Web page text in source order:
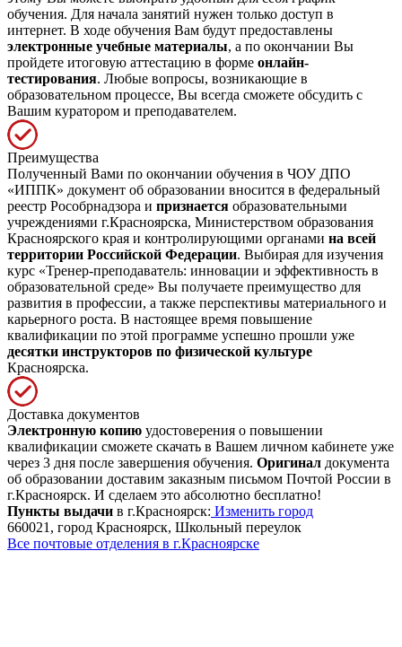
обучения. Для начала занятий нужен только доступ в
интернет. В ходе обучения Вам будут предоставлены
электронные учебные материалы, а по окончании Вы
пройдете итоговую аттестацию в форме онлайн-
тестирования. Любые вопросы, возникающие в
образовательном процессе, Вы всегда сможете обсудить с
Вашим куратором и преподавателем.
Преимущества
Полученный Вами по окончании обучения в ЧОУ ДПО
«ИППК» документ об образовании вносится в федеральный
реестр Рособрнадзора и признается образовательными
учреждениями г.Красноярска, Министерством образования
Красноярского края и контролирующими органами на всей
территории Российской Федерации. Выбирая для изучения
курс «Тренер-преподаватель: инновации и эффективность в
образовательной среде» Вы получаете преимущество для
развития в профессии, а также перспективы материального и
карьерного роста. В настоящее время повышение
квалификации по этой программе успешно прошли уже
десятки инструкторов по физической культуре
Красноярска.
Доставка документов
Электронную копию удостоверения о повышении
квалификации сможете скачать в Вашем личном кабинете уже
через 3 дня после завершения обучения. Оригинал документа
об образовании доставим заказным письмом Почтой России в
г.Красноярск. И сделаем это абсолютно бесплатно!
Пункты выдачи в г.Красноярск: Изменить город
660021, город Красноярск, Школьный переулок
Все почтовые отделения в г.Красноярске